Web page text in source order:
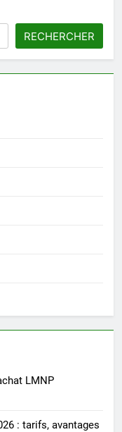
RECHERCHER
LMNP
: tarifs, avantages